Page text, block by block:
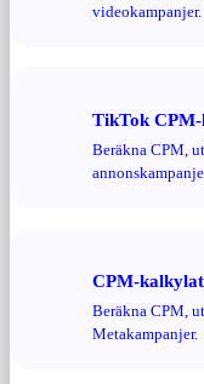
videokampanjer.
TikTok
Beräkna CPM,
CPM-
Beräkna CPM,
Metakampanjer.